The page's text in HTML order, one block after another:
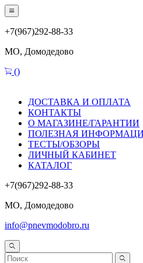
+7(967)292-88-33
МО, Домодедово
()
ДОСТАВКА И ОПЛАТА
КОНТАКТЫ
О МАГАЗИНЕ/ГАРАНТИИ
ПОЛЕЗНАЯ
ТЕСТЫ/ОБЗОРЫ
ЛИЧНЫЙ КАБИНЕТ
КАТАЛОГ
+7(967)292-88-33
МО, Домодедово
info@pnevmodobro.ru